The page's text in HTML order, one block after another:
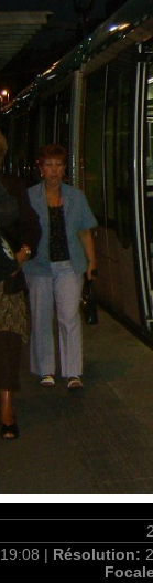
| Résolution: